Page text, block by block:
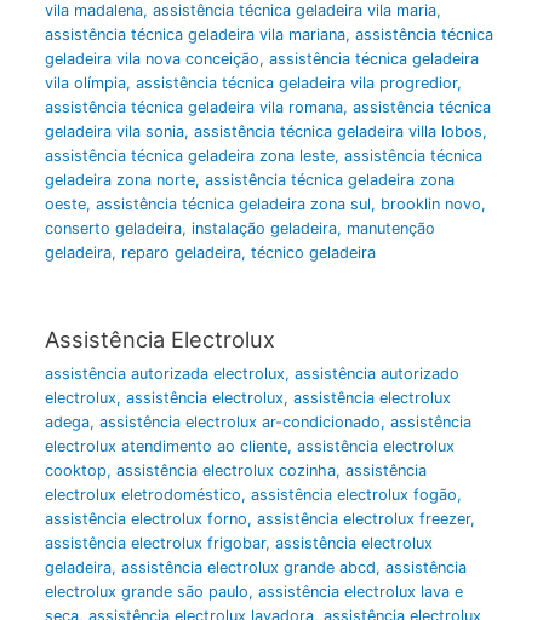
vila madalena, assistência técnica geladeira vila maria,
assistência técnica geladeira vila mariana, assistência técnica
geladeira vila nova conceição, assistência técnica geladeira
vila olímpia, assistência técnica geladeira vila progredior,
assistência técnica geladeira vila romana, assistência técnica
geladeira vila sonia, assistência técnica geladeira villa lobos,
assistência técnica geladeira zona leste, assistência técnica
geladeira zona norte, assistência técnica geladeira zona
oeste, assistência técnica geladeira zona sul, brooklin novo,
conserto geladeira, instalação geladeira, manutenção
geladeira, reparo geladeira, técnico geladeira
Assistência Electrolux
assistência autorizada electrolux, assistência autorizado
electrolux, assistência electrolux, assistência electrolux
adega, assistência electrolux ar-condicionado, assistência
electrolux atendimento ao cliente, assistência electrolux
cooktop, assistência electrolux cozinha, assistência
electrolux eletrodoméstico, assistência electrolux fogão,
assistência electrolux forno, assistência electrolux freezer,
assistência electrolux frigobar, assistência electrolux
geladeira, assistência electrolux grande abcd, assistência
electrolux grande são paulo, assistência electrolux lava e
seca, assistência electrolux lavadora, assistência electrolux